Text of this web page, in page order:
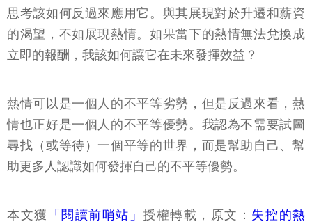
思考該如何反過來應用它。與其展現對於升遷和薪資
的渴望，不如展現熱情。如果當下的熱情無法兌換成
立即的報酬，我該如何讓它在未來發揮效益？
熱情可以是一個人的不平等劣勢，但是反過來看，熱
情也正好是一個人的不平等優勢。我認為不需要試圖
尋找（或等待）一個平等的世界，而是幫助自己、幫
助更多人認識如何發揮自己的不平等優勢。
本文獲 「閱讀前哨站」授權轉載，原文： 失控的熱